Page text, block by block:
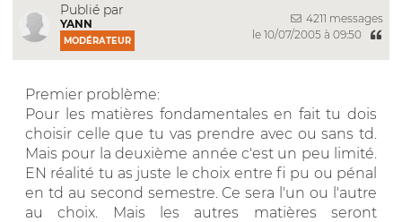
Publié par
YANN
MODÉRATEUR
4211 messages
le 10/07/2005 à 09:50
Premier problème:
Pour les matières fondamentales en fait tu dois
choisir celle que tu vas prendre avec ou sans td.
Mais pour la deuxième année c'est un peu limité.
EN réalité tu as juste le choix entre fi pu ou pénal
en td au second semestre. Ce sera l'un ou l'autre
au choix. Mais les autres matières seront